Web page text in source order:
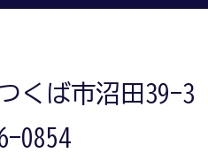
くば市沼田39-3
0854